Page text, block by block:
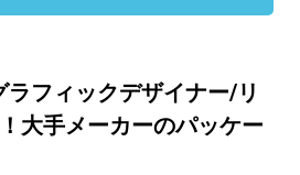
ラフィックデザイナー/リ
大手メーカーのパッケー